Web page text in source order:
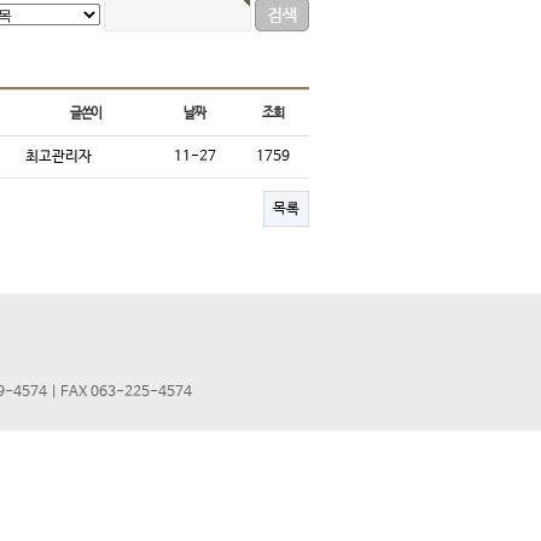
글쓴이 날짜 조회
최고관리자 11-27 1759
목록
4574 | FAX 063-225-4574